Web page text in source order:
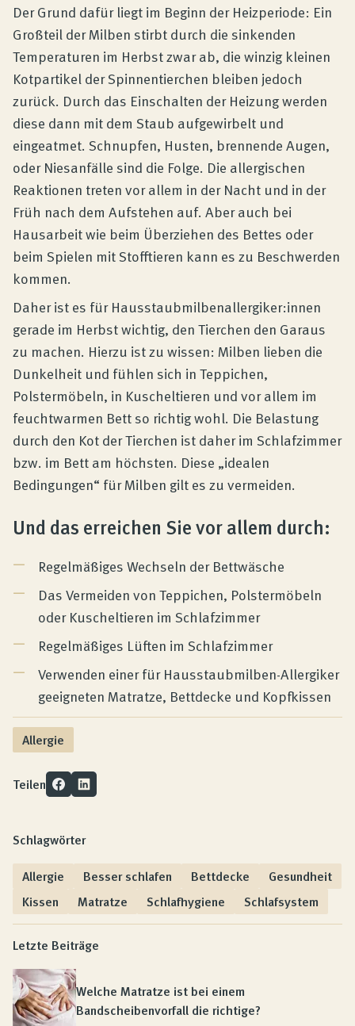
Kontakt
Magazin
Der Grund dafür liegt im Beginn der Heizperiode: Ein
Großteil der Milben stirbt durch die sinkenden
Temperaturen im Herbst zwar ab, die winzig kleinen
Kotpartikel der Spinnentierchen bleiben jedoch
zurück. Durch das Einschalten der Heizung werden
diese dann mit dem Staub aufgewirbelt und
eingeatmet. Schnupfen, Husten, brennende Augen,
oder Niesanfälle sind die Folge. Die allergischen
Reaktionen treten vor allem in der Nacht und in der
Früh nach dem Aufstehen auf. Aber auch bei
Hausarbeit wie beim Überziehen des Bettes oder
beim Spielen mit Stofftieren kann es zu Beschwerden
kommen.
Daher ist es für Hausstaubmilbenallergiker:innen
gerade im Herbst wichtig, den Tierchen den Garaus
zu machen. Hierzu ist zu wissen: Milben lieben die
Dunkelheit und fühlen sich in Teppichen,
Polstermöbeln, in Kuscheltieren und vor allem im
feuchtwarmen Bett so richtig wohl. Die Belastung
durch den Kot der Tierchen ist daher im Schlafzimmer
bzw. im Bett am höchsten. Diese „idealen
Bedingungen“ für Milben gilt es zu vermeiden.
Und das erreichen Sie vor allem durch:
Regelmäßiges Wechseln der Bettwäsche
Das Vermeiden von Teppichen, Polstermöbeln
oder Kuscheltieren im Schlafzimmer
Regelmäßiges Lüften im Schlafzimmer
Verwenden einer für Hausstaubmilben-Allergiker
geeigneten Matratze, Bettdecke und Kopfkissen
Allergie
Teilen
Schlagwörter
Allergie
Besser schlafen Bettdecke
Gesundheit
Kissen
Matratze Schlafhygiene Schlafsystem
Letzte Beiträge
Welche Matratze ist bei einem
Bandscheibenvorfall die richtige?